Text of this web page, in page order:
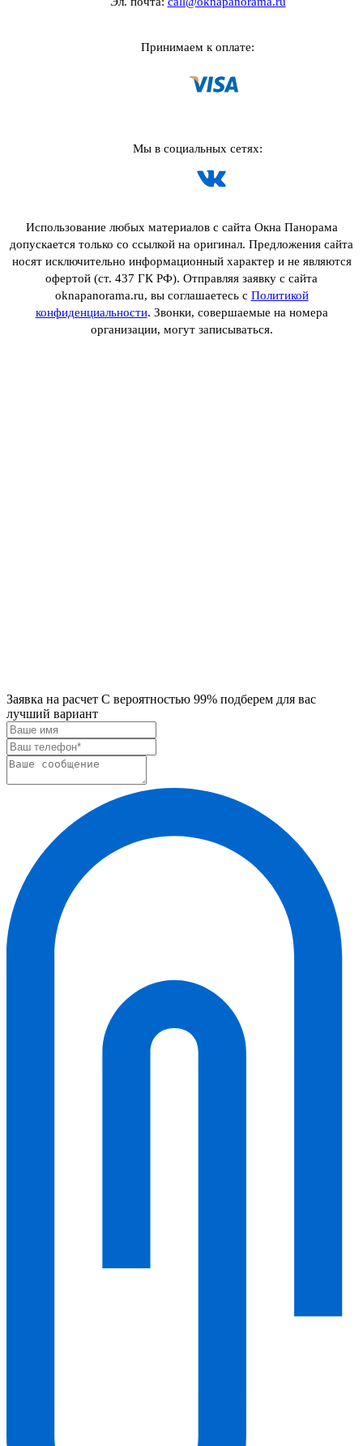
Принимаем к оплате:
Мы в социальных сетях:
Использование любых материалов с сайта Окна Панорама
допускается только со ссылкой на оригинал. Предложения сайта
носят исключительно информационный характер и не являются
офертой (ст. 437 ГК РФ). Отправляя заявку с сайта
oknapanorama.ru, вы соглашаетесь с Политикой
конфиденциальности. Звонки, совершаемые на номера
организации, могут записываться.
Заявка на расчет С вероятностью 99% подберем для вас
лучший вариант